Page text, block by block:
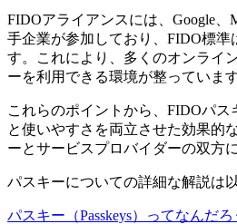
FIDOアライアンスには、Google、
手企業が参加しており、FIDO標準
す。これにより、多くのオンライ
ーを利用できる環境が整っています
これらのポイントから、FIDOパス
と使いやすさを両立させた効果的
ーとサービスプロバイダーの双方
パスキーについての詳細な解説は
パスキー（Passkeys）ってなんだろ